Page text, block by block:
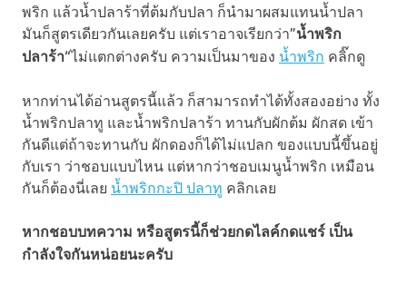
พริก แล้วน้ำปลาร้าที่ต้มกับปลา ก็นำมาผสมแทนน้ำปลา
มันก็สูตรเดียวกันเลยครับ แต่เราอาจเรียกว่า”น้ำพริก
ปลาร้า“ไม่แตกต่างครับ ความเป็นมาของ น้ำพริก คลิ๊กดู
หากท่านได้อ่านสูตรนี้แล้ว ก็สามารถทำได้ทั้งสองอย่าง ทั้ง
น้ำพริกปลาทู และน้ำพริกปลาร้า ทานกับผักต้ม ผักสด เข้า
กันดีแต่ถ้าจะทานกับ ผักดองก็ได้ไม่แปลก ของแบบนี้ขึ้นอยู่
กับเรา ว่าชอบแบบไหน แต่หากว่าชอบเมนูน้ำพริก เหมือน
กันก็ต้องนี่เลย น้ำพริกกะปิ ปลาทู คลิกเลย
หากชอบบทความ หรือสูตรนี้ก็ช่วยกดไลค์กดแชร์ เป็น
กำลังใจกันหน่อยนะครับ